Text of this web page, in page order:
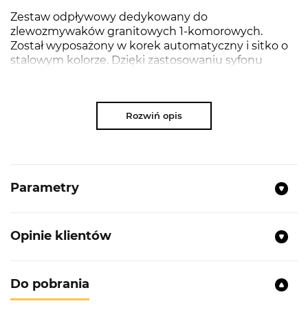
Zestaw odpływowy dedykowany do
zlewozmywaków granitowych 1-komorowych.
Został wyposażony w korek automatyczny i sitko o
stalowym kolorze. Dzięki zastosowaniu syfonu
gwarantuje pewność produktu i spokój na lata.
Przeznaczenie:
do zlewów granitowych marki
Syfon Saving Space 2- komorowy
Syfon oszczędzający miejsce
Rozwiń opis
Parametry
Opinie klientów
Do pobrania